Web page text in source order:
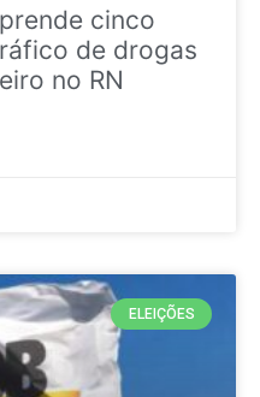
cinco
de drogas
no RN
ELEIÇÕES